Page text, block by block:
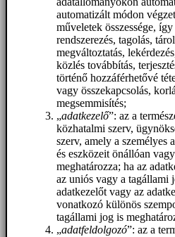
automatizált módon
műveletek összessége,
rendszerezés, tagolás,
megváltoztatás,
közlés továbbítás,
történő hozzáférhetővé
vagy összekapcsolás,
megsemmisítés;
„adatkezelő”: az a
közhatalmi szerv,
szerv, amely a személyes
és eszközeit önállóan
meghatározza; ha az
az uniós vagy a tagállami
adatkezelőt vagy az
vonatkozó különös
tagállami jog is
„adatfeldolgozó”: az a